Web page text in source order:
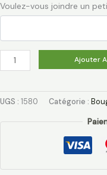
Voulez-vous joindre un
Ajouter
UGS : 1580 Catégorie :